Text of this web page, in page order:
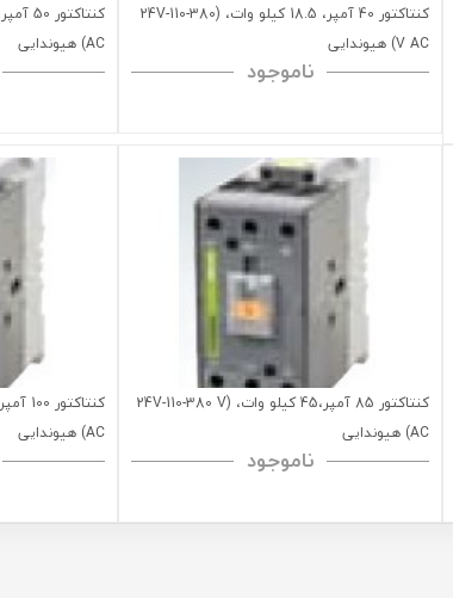
کنتاکتور 40 آمپر، 18.5 کیلو وات، (24V-110-380
V AC) هیوندایی
ناموجود
AC) هیوندایی
کنتاکتور 85 آمپر،45 کیلو وات، (24V-110-380 V
AC) هیوندایی
ناموجود
AC) هیوندایی